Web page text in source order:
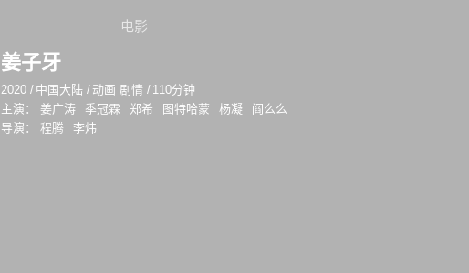
电影
姜子牙
2020 / 中国大陆 / 动画 剧情 / 110分钟
主演：
姜广涛 季冠霖 郑希 图特哈蒙 杨凝
阎么么
导演：
程腾 李炜